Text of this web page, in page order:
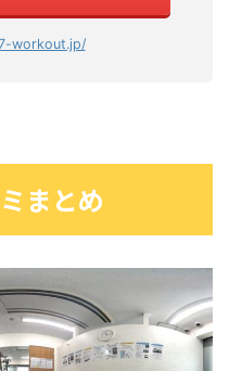
workout.jp/
まとめ